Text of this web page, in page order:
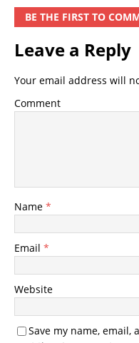
BE THE FIRST TO
Leave a Reply
Your email address will
Comment
Name *
Email *
Website
Save my name,